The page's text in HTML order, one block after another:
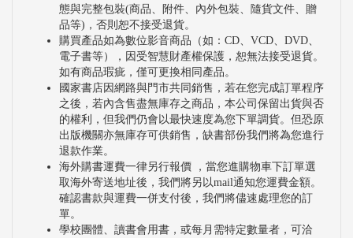
態與完整包裝(商品、附件、內外包裝、隨貨文件、贈
品等)，否則恕不接受退貨。
購買產品如為數位影音商品（如：CD、VCD、DVD、
電子書等），因受智慧財產權保護，恕無法接受退貨。
如有商品瑕疵，僅可更換相同產品。
國家書店因網路與門市共同銷售，若在您完成訂單程序
之後，若內含售盡無庫存之商品，本公司保留出貨與否
的權利，但我們仍會以最快速度為您下單調貨。但恐原
出版機關亦無庫存可供銷售，缺書部份我們將為您進行
退款作業。
海外購書運費一律另行報價 ，當您進購物車下訂單選
取海外寄送地址後，我們將另以mail通知您運費金額。
確認書款與運費一併支付後，我們將儘速處理您的訂
單。
學校團體、讀書會用書，或每月需特定數量者，可洽